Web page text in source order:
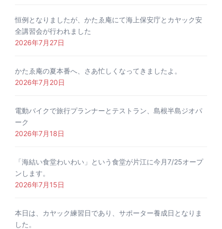
恒例となりましたが、かたゑ庵にて海上保安庁とカヤック安
全講習会が行われました
2026年7月27日
かたゑ庵の夏本番へ、さあ忙しくなってきましたよ。
2026年7月20日
電動バイクで旅行プランナーとテストラン、島根半島ジオパ
ーク
2026年7月18日
「海結い食堂わいわい」という食堂が片江に今月7/25オープ
ンします。
2026年7月15日
本日は、カヤック練習日であり、サポーター養成日となりま
した。